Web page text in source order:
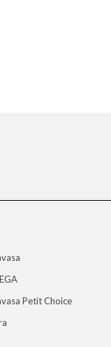
Petit Choice